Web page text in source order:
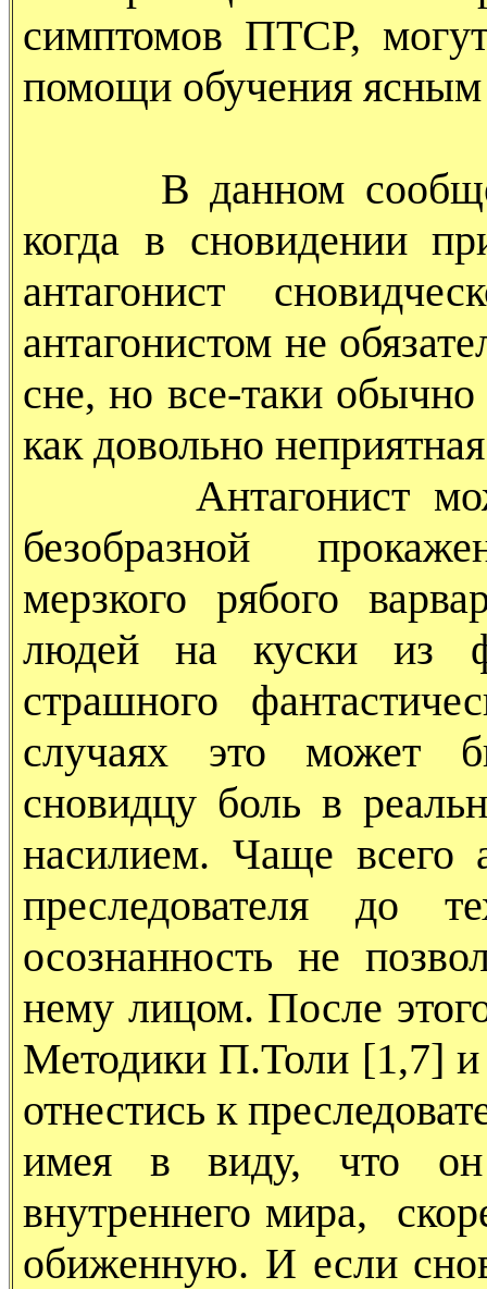
симптомов ПТСР,
помощи обучения
В данном
когда в сновидении
антагонист
антагонистом не
сне, но все-таки
как довольно
Антагонист может
безобразной
мерзкого рябого
людей на куски из
страшного
случаях это может
сновидцу боль в
насилием. Чаще всего
преследователя до
осознанность не
нему лицом. После
Методики П.Толи [1,7] и
отнестись к
имея в виду, что он
внутреннего мира,
обиженную. И если